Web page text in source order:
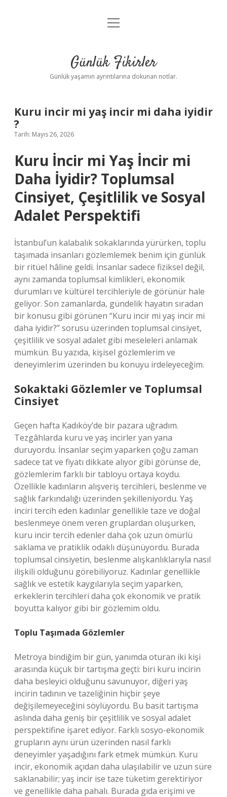
Anasayfa
Yasal Uyarı
menüyü
Günlük Fikirler
Günlük yaşamın ayrıntılarına dokunan notlar.
Kuru incir mi yaş incir mi daha iyidir
?
Tarih: Mayıs 26, 2026
Kuru İncir mi Yaş İncir mi
Daha İyidir? Toplumsal
Cinsiyet, Çeşitlilik ve Sosyal
Adalet Perspektifi
İstanbul’un kalabalık sokaklarında yürürken, toplu
taşımada insanları gözlemlemek benim için günlük
bir ritüel hâline geldi. İnsanlar sadece fiziksel değil,
aynı zamanda toplumsal kimlikleri, ekonomik
durumları ve kültürel tercihleriyle de görünür hale
geliyor. Son zamanlarda, gündelik hayatın sıradan
bir konusu gibi görünen “Kuru incir mi yaş incir mi
daha iyidir?” sorusu üzerinden toplumsal cinsiyet,
çeşitlilik ve sosyal adalet gibi meseleleri anlamak
mümkün. Bu yazıda, kişisel gözlemlerim ve
deneyimlerim üzerinden bu konuyu irdeleyeceğim.
Sokaktaki Gözlemler ve Toplumsal
Cinsiyet
Geçen hafta Kadıköy’de bir pazara uğradım.
Tezgâhlarda kuru ve yaş incirler yan yana
duruyordu. İnsanlar seçim yaparken çoğu zaman
sadece tat ve fiyatı dikkate alıyor gibi görünse de,
gözlemlerim farklı bir tabloyu ortaya koydu.
Özellikle kadınların alışveriş tercihleri, beslenme ve
sağlık farkındalığı üzerinden şekilleniyordu. Yaş
inciri tercih eden kadınlar genellikle taze ve doğal
beslenmeye önem veren gruplardan oluşurken,
kuru incir tercih edenler daha çok uzun ömürlü
saklama ve pratiklik odaklı düşünüyordu. Burada
toplumsal cinsiyetin, beslenme alışkanlıklarıyla nasıl
ilişkili olduğunu görebiliyoruz. Kadınlar genellikle
sağlık ve estetik kaygılarıyla seçim yaparken,
erkeklerin tercihleri daha çok ekonomik ve pratik
boyutta kalıyor gibi bir gözlemim oldu.
Toplu Taşımada Gözlemler
Metroya bindiğim bir gün, yanımda oturan iki kişi
arasında küçük bir tartışma geçti: biri kuru incirin
daha besleyici olduğunu savunuyor, diğeri yaş
incirin tadının ve tazeliğinin hiçbir şeye
değişilemeyeceğini söylüyordu. Bu basit tartışma
aslında daha geniş bir çeşitlilik ve sosyal adalet
perspektifine işaret ediyor. Farklı sosyo-ekonomik
grupların aynı ürün üzerinden nasıl farklı
deneyimler yaşadığını fark etmek mümkün. Kuru
incir, ekonomik açıdan daha ulaşılabilir ve uzun süre
saklanabilir; yaş incir ise taze tüketim gerektiriyor
ve genellikle daha pahalı. Burada gıda erişimi ve